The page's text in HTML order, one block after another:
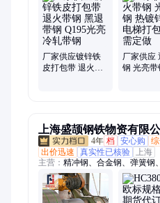
包、彩涂卷板、建筑供水、钢带
带铠装、打包钢带、淼打钢铁、
包扣、涂卷板材料、镀锌打包扣
厂家供应镀锌铁
皮打包带 退火带
厂家供应
钢 光亮带
上海盛颉钢铁物资有限
4年 档 安心购
出价迅速
真实性已核验
上海
主营： 精冲钢、合金钢、弹簧钢
具钢、中碳钢